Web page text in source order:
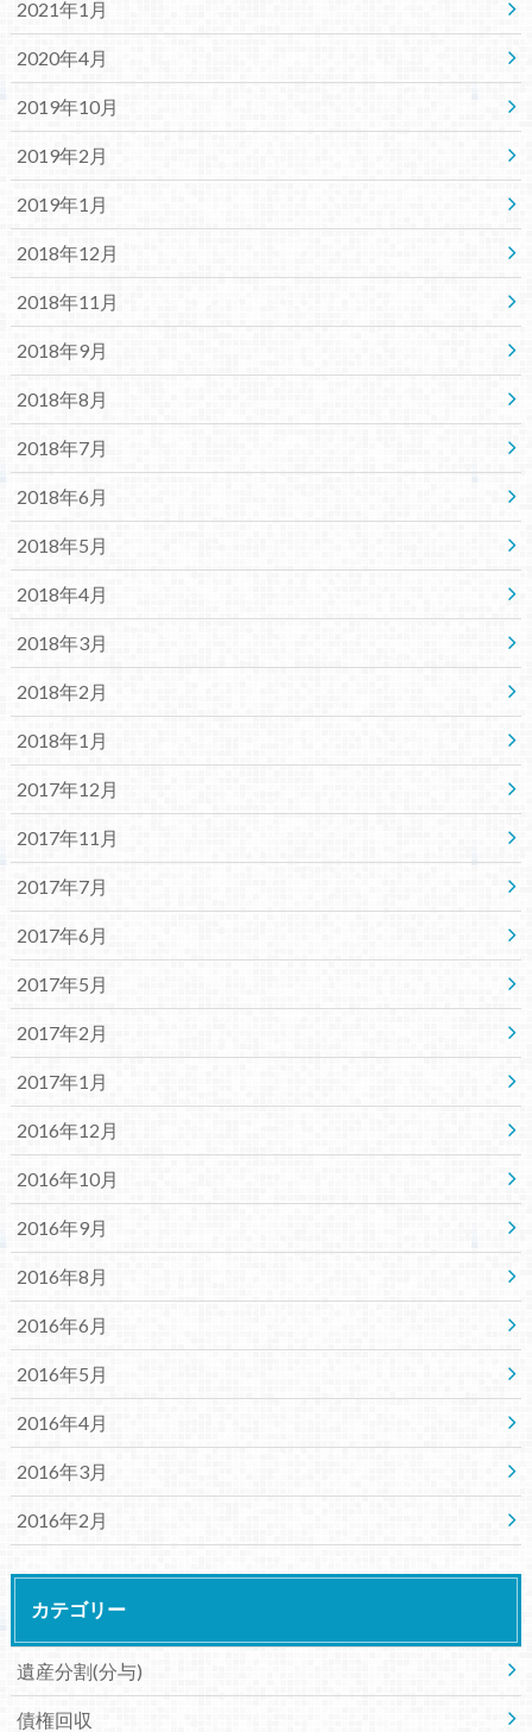
2021年1月
2020年4月
2019年10月
2019年2月
2019年1月
2018年12月
2018年11月
2018年9月
2018年8月
2018年7月
2018年6月
2018年5月
2018年4月
2018年3月
2018年2月
2018年1月
2017年12月
2017年11月
2017年7月
2017年6月
2017年5月
2017年2月
2017年1月
2016年12月
2016年10月
2016年9月
2016年8月
2016年6月
2016年5月
2016年4月
2016年3月
2016年2月
カテゴリー
遺産分割(分与)
債権回収